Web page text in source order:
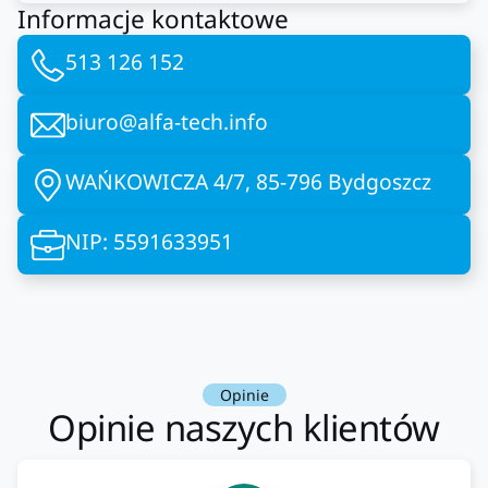
Informacje kontaktowe
513 126 152
biuro@alfa-tech.info
WAŃKOWICZA 4/7, 85-796 Bydgoszcz
NIP: 5591633951
Opinie
Opinie naszych klientów